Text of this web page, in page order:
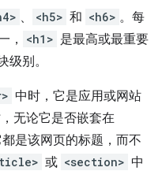
、 <h5> 和 <h6> 。每
，
<h1> 是最高或最重要
级别。
中时，它是应用或网站
无论它是否嵌套在
是该网页的标题，而不
或 <section> 中